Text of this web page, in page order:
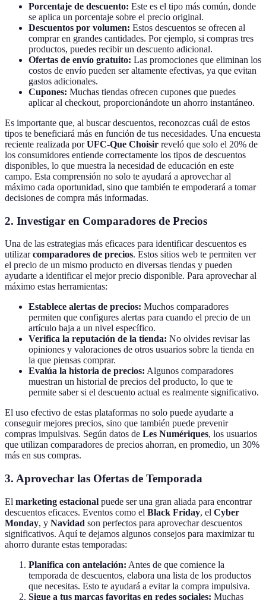
Porcentaje de descuento: Este es el tipo más común, donde
se aplica un porcentaje sobre el precio original.
Descuentos por volumen: Estos descuentos se ofrecen al
comprar en grandes cantidades. Por ejemplo, si compras tres
productos, puedes recibir un descuento adicional.
Ofertas de envío gratuito: Las promociones que eliminan los
costos de envío pueden ser altamente efectivas, ya que evitan
gastos adicionales.
Cupones: Muchas tiendas ofrecen cupones que puedes
aplicar al checkout, proporcionándote un ahorro instantáneo.
Es importante que, al buscar descuentos, reconozcas cuál de estos
tipos te beneficiará más en función de tus necesidades. Una encuesta
reciente realizada porUFC-Que Choisir reveló que solo el 20% de
los consumidores entiende correctamente los tipos de descuentos
disponibles, lo que muestra la necesidad de educación en este
campo. Esta comprensión no solo te ayudará a aprovechar al
máximo cada oportunidad, sino que también te empoderará a tomar
decisiones de compra más informadas.
2. Investigar en Comparadores de Precios
Una de las estrategias más eficaces para identificar descuentos es
utilizarcomparadores de precios. Estos sitios web te permiten ver
el precio de un mismo producto en diversas tiendas y pueden
ayudarte a identificar el mejor precio disponible. Para aprovechar al
máximo estas herramientas:
Establece alertas de precios: Muchos comparadores
permiten que configures alertas para cuando el precio de un
artículo baja a un nivel específico.
Verifica la reputación de la tienda: No olvides revisar las
opiniones y valoraciones de otros usuarios sobre la tienda en
la que piensas comprar.
Evalúa la historia de precios: Algunos comparadores
muestran un historial de precios del producto, lo que te
permite saber si el descuento actual es realmente significativo.
El uso efectivo de estas plataformas no solo puede ayudarte a
conseguir mejores precios, sino que también puede prevenir
compras impulsivas. Según datos de Les Numériques, los usuarios
que utilizan comparadores de precios ahorran, en promedio, un 30%
más en sus compras.
3. Aprovechar las Ofertas de Temporada
El marketing estacional puede ser una gran aliada para encontrar
descuentos eficaces. Eventos como el Black Friday, el Cyber
Monday, y Navidad son perfectos para aprovechar descuentos
significativos. Aquí te dejamos algunos consejos para maximizar tu
ahorro durante estas temporadas:
Planifica con antelación: Antes de que comience la
temporada de descuentos, elabora una lista de los productos
que necesitas. Esto te ayudará a evitar la compra impulsiva.
Sigue a tus marcas favoritas en redes sociales: Muchas